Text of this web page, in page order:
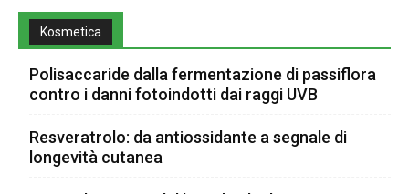
Kosmetica
Polisaccaride dalla fermentazione di passiflora
contro i danni fotoindotti dai raggi UVB
Resveratrolo: da antiossidante a segnale di
longevità cutanea